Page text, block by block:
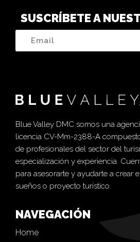
SUSCRÍBETE A
Blue Valley DMC somos una
licencia CV-Mm-2388-A
de profesionales del sector del
especialización y experiencia.
para asesorarte y ayudarte a crear
sueños o proyecto turístico.
NAVEGACIÓN
Home